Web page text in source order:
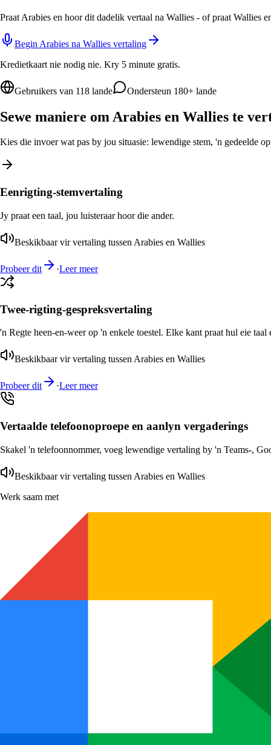
Praat Arabies en hoor dit dadelik vertaal na Wallies - of praat
Begin Arabies na Wallies vertaling
Kredietkaart nie nodig nie. Kry 5 minute gratis.
Gebruikers van 118 lande Ondersteun 180+ lande
Sewe maniere om Arabies en Wallies te
Kies die invoer wat pas by jou situasie: lewendige stem, 'n gedeelde
Eenrigting-stemvertaling
Jy praat een taal, jou luisteraar hoor die ander.
Beskikbaar vir vertaling tussen Arabies en Wallies
Probeer dit ·Leer meer
Twee-rigting-gespreksvertaling
'n Regte heen-en-weer op 'n enkele toestel. Elke kant praat hul eie taal
Beskikbaar vir vertaling tussen Arabies en Wallies
Probeer dit ·Leer meer
Vertaalde telefoonoproepe en aanlyn vergaderings
Skakel 'n telefoonnommer, voeg lewendige vertaling by 'n Teams-,
Beskikbaar vir vertaling tussen Arabies en Wallies
Werk saam met